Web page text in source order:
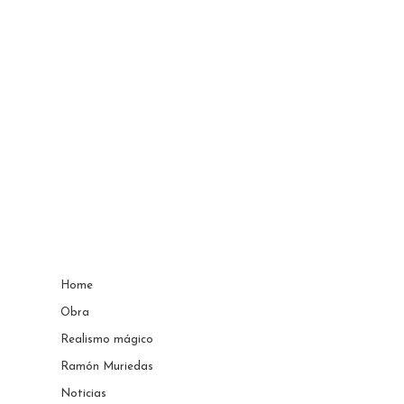
Home
Obra
Realismo mágico
Ramón Muriedas
Noticias